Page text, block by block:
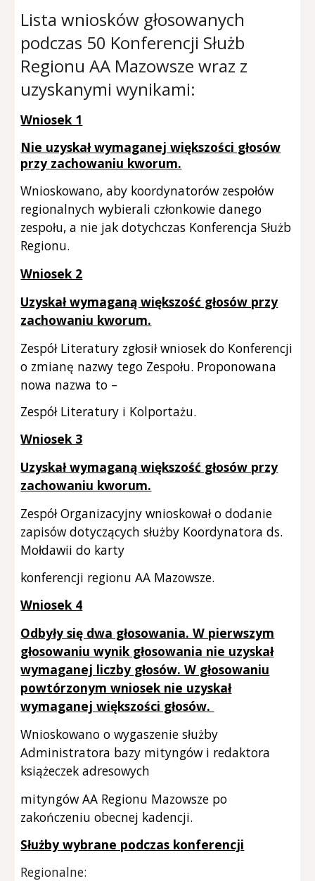
Lista wniosków głosowanych
podczas 50 Konferencji Służb
Regionu AA Mazowsze wraz z
uzyskanymi wynikami:
Wniosek 1
Nie uzyskał wymaganej większości głosów
przy zachowaniu kworum.
Wnioskowano, aby koordynatorów zespołów
regionalnych wybierali członkowie danego
zespołu, a nie jak dotychczas Konferencja Służb
Regionu.
Wniosek 2
Uzyskał wymaganą większość głosów przy
zachowaniu kworum.
Zespół Literatury zgłosił wniosek do Konferencji
o zmianę nazwy tego Zespołu. Proponowana
nowa nazwa to –
Zespół Literatury i Kolportażu.
Wniosek 3
Uzyskał wymaganą większość głosów przy
zachowaniu kworum.
Zespół Organizacyjny wnioskował o dodanie
zapisów dotyczących służby Koordynatora ds.
Mołdawii do karty
konferencji regionu AA Mazowsze.
Wniosek 4
Odbyły się dwa głosowania. W pierwszym
głosowaniu wynik głosowania nie uzyskał
wymaganej liczby głosów. W głosowaniu
powtórzonym wniosek nie uzyskał
wymaganej większości głosów.
Wnioskowano o wygaszenie służby
Administratora bazy mityngów i redaktora
książeczek adresowych
mityngów AA Regionu Mazowsze po
zakończeniu obecnej kadencji.
Służby wybrane podczas konferencji
Regionalne: